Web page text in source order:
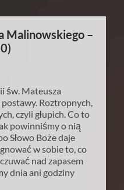
Malinowskiego –
św. Mateusza
Roztropnych,
czyli głupich. Co to
powinniśmy o nią
Słowo Boże daje
w sobie to, co
nad zapasem
dnia ani godziny